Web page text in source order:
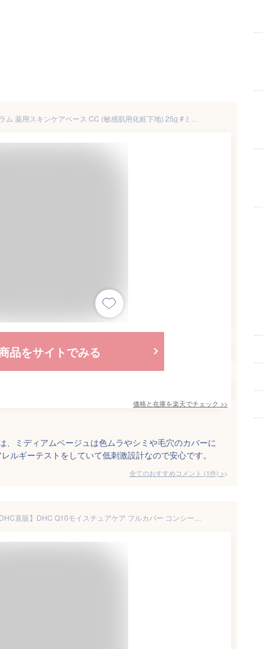
品をサイトでみる
価格と在庫を楽天でチェック >>
、ミディアムベージュは色ムラやシミや毛穴のカバーに
ルギーテストをしていて低刺激設計なので安心です。
全てのおすすめコメント (1件) >